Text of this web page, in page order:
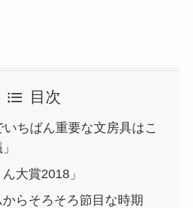
目次
いちばん重要な文房具はこ
大賞2018」
らそろそろ節目な時期